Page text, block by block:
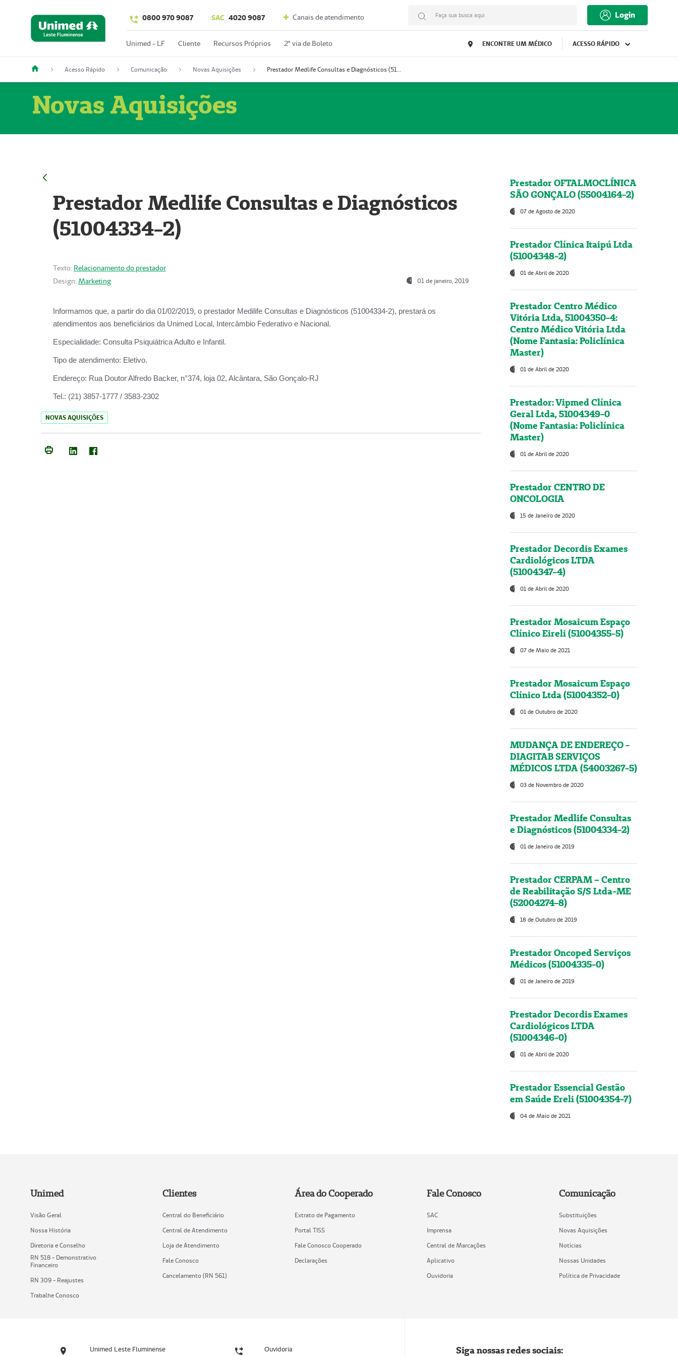
0800 970 9087 SAC 4020 9087 Canais de atendimento Faça sua busca aqui Login
Unimed - LF Cliente Recursos Próprios 2º via de Boleto ENCONTRE UM MÉDICO ACESSO RÁPIDO
Acesso Rápido Comunicação Novas Aquisições Prestador Medlife Consultas e Diagnósticos (51004334-2)
Novas Aquisições
Prestador Medlife Consultas e Diagnósticos
(51004334-2)
Texto: Relacionamento do prestador
Design: Marketing 01 de janeiro, 2019
Informamos que, a partir do dia 01/02/2019, o prestador Medilife Consultas e Diagnósticos (51004334-2), prestará os
atendimentos aos beneficiários da Unimed Local, Intercâmbio Federativo e Nacional.
Especialidade: Consulta Psiquiátrica Adulto e Infantil.
Tipo de atendimento: Eletivo.
Endereço: Rua Doutor Alfredo Backer, n°374, loja 02, Alcântara, São Gonçalo-RJ
Tel.: (21) 3857-1777 / 3583-2302
NOVAS AQUISIÇÕES
Prestador OFTALMOCLÍNICA
SÃO GONÇALO (55004164-2)
07 de Agosto de 2020
Prestador Clínica Itaipú Ltda
(51004348-2)
01 de Abril de 2020
Prestador Centro Médico
Vitória Ltda, 51004350-4:
Centro Médico Vitória Ltda
(Nome Fantasia: Policlínica
Master)
01 de Abril de 2020
Prestador: Vipmed Clínica
Geral Ltda, 51004349-0
(Nome Fantasia: Policlínica
Master)
01 de Abril de 2020
Prestador CENTRO DE
ONCOLOGIA
15 de Janeiro de 2020
Prestador Decordis Exames
Cardiológicos LTDA
(51004347-4)
01 de Abril de 2020
Prestador Mosaicum Espaço
Clínico Eireli (51004355-5)
07 de Maio de 2021
Prestador Mosaicum Espaço
Clínico Ltda (51004352-0)
01 de Outubro de 2020
MUDANÇA DE ENDEREÇO -
DIAGITAB SERVIÇOS
MÉDICOS LTDA (54003267-5)
03 de Novembro de 2020
Prestador Medlife Consultas
e Diagnósticos (51004334-2)
01 de Janeiro de 2019
Prestador CERPAM – Centro
de Reabilitação S/S Ltda-ME
(52004274-8)
18 de Outubro de 2019
Prestador Oncoped Serviços
Médicos (51004335-0)
01 de Janeiro de 2019
Prestador Decordis Exames
Cardiológicos LTDA
(51004346-0)
01 de Abril de 2020
Prestador Essencial Gestão
em Saúde Ereli (51004354-7)
04 de Maio de 2021
Unimed
Visão Geral
Nossa História
Diretoria e Conselho
RN 518 - Demonstrativo
Financeiro
RN 309 - Reajustes
Trabalhe Conosco
Clientes
Central do Beneficiário
Central de Atendimento
Loja de Atendimento
Fale Conosco
Cancelamento (RN 561)
Área do Cooperado
Extrato de Pagamento
Portal TISS
Fale Conosco Cooperado
Declarações
Fale Conosco
SAC
Imprensa
Central de Marcações
Aplicativo
Ouvidoria
Comunicação
Substituições
Novas Aquisições
Notícias
Nossas Unidades
Política de Privacidade
Unimed Leste Fluminense Ouvidoria Siga nossas redes sociais: